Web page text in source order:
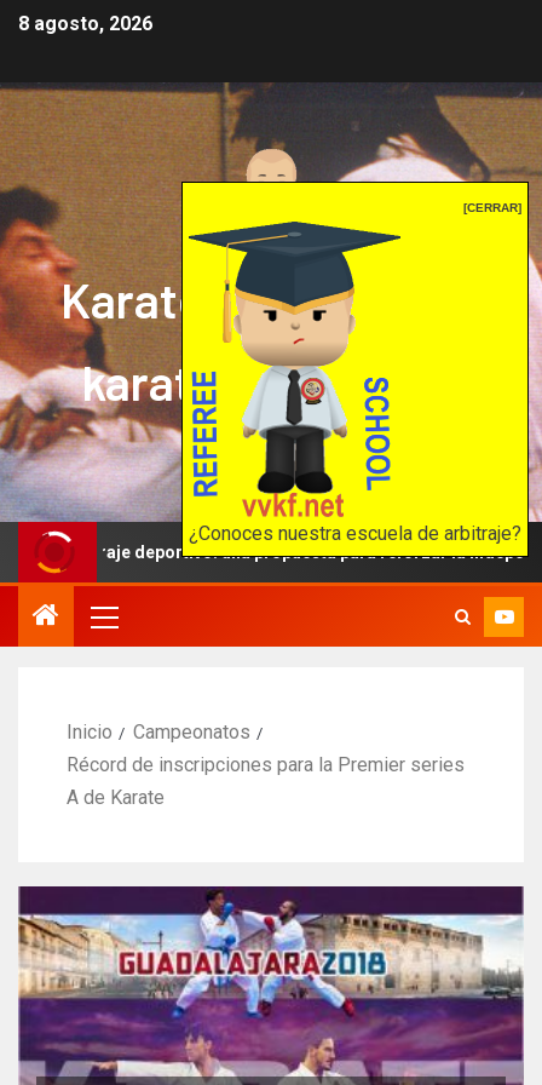
[CERRAR]
¿Conoces nuestra escuela de arbitraje?
8 agosto, 2026
Karate mrprepor: el
karate en internet
El karate en internet
deportivo: una propuesta para reforzar la independencia
Inicio
Campeonatos
Récord de inscripciones para la Premier series
A de Karate